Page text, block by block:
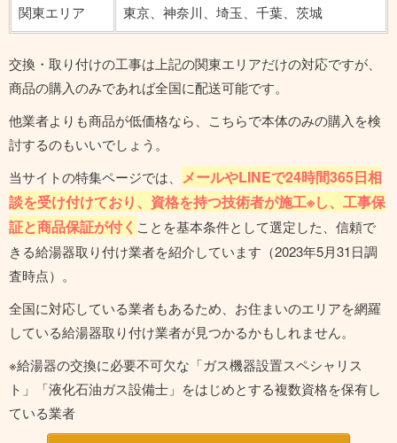
関東エリア 東京、神奈川、埼玉、千葉、茨城
交換・取り付けの工事は上記の関東エリアだけの対応ですが、
商品の購入のみであれば全国に配送可能です。
他業者よりも商品が低価格なら、こちらで本体のみの購入を検
討するのもいいでしょう。
当サイトの特集ページでは、 メールやLINEで24時間365日相
談を受け付けており、資格を持つ技術者が施工※し、工事保
証と商品保証が付く ことを基本条件として選定した、信頼で
きる給湯器取り付け業者を紹介しています（2023年5月31日調
査時点）。
全国に対応している業者もあるため、お住まいのエリアを網羅
している給湯器取り付け業者が見つかるかもしれません。
※給湯器の交換に必要不可欠な「ガス機器設置スペシャリス
ト」「液化石油ガス設備士」をはじめとする複数資格を保有し
ている業者